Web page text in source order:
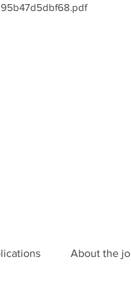
About the